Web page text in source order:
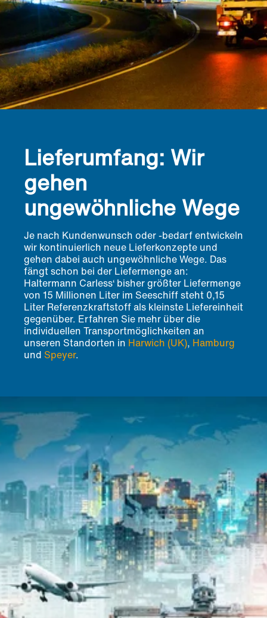
Lieferumfang: Wir
gehen
ungewöhnliche Wege
Je nach Kundenwunsch oder -bedarf entwickeln
wir kontinuierlich neue Lieferkonzepte und
gehen dabei auch ungewöhnliche Wege. Das
fängt schon bei der Liefermenge an:
Haltermann Carless‘ bisher größter Liefermenge
von 15 Millionen Liter im Seeschiff steht 0,15
Liter Referenzkraftstoff als kleinste Liefereinheit
gegenüber. Erfahren Sie mehr über die
individuellen Transportmöglichkeiten an
unseren Standorten in Harwich (UK), Hamburg
und Speyer.